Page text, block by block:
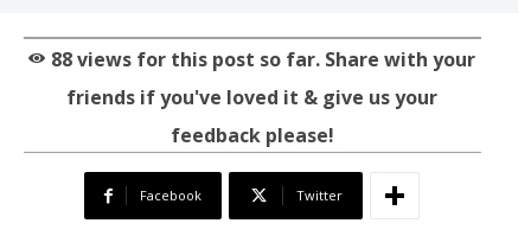
88views for this post so far. Share with your
friends if you've loved it & give us your
feedback please!
Facebook Twitter